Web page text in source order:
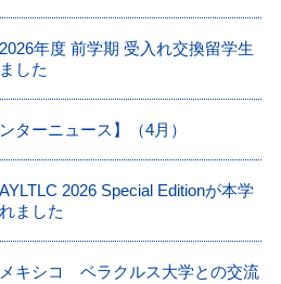
2026年度 前学期 受入れ交換留学生
した
ターニュース】（4月）
AYLTLC 2026 Special Editionが本学
ました
メキシコ ベラクルス大学との交流